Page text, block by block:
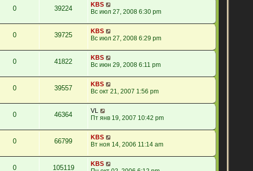
0 39224
KBS
Вс июл 27, 2008 6:30 pm
0 39725
KBS
Вс июл 27, 2008 6:29 pm
0 41822
KBS
Вс июн 29, 2008 6:11 pm
0 39557
KBS
Вс окт 21, 2007 1:56 pm
0 46364
VL
Пт янв 19, 2007 10:42 pm
0 66799
KBS
Вт ноя 14, 2006 11:14 am
0 105119
KBS